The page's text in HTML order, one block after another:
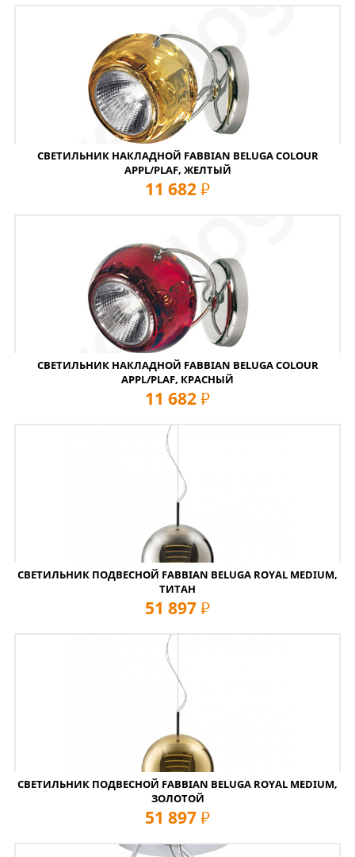
СВЕТИЛЬНИК НАКЛАДНОЙ FABBIAN BELUGA COLOUR
APPL/PLAF, ЖЕЛТЫЙ
11 682 руб
СВЕТИЛЬНИК НАКЛАДНОЙ FABBIAN BELUGA COLOUR
APPL/PLAF, КРАСНЫЙ
11 682 руб
СВЕТИЛЬНИК ПОДВЕСНОЙ FABBIAN BELUGA ROYAL MEDIUM,
ТИТАН
51 897 руб
СВЕТИЛЬНИК ПОДВЕСНОЙ FABBIAN BELUGA ROYAL MEDIUM,
ЗОЛОТОЙ
51 897 руб